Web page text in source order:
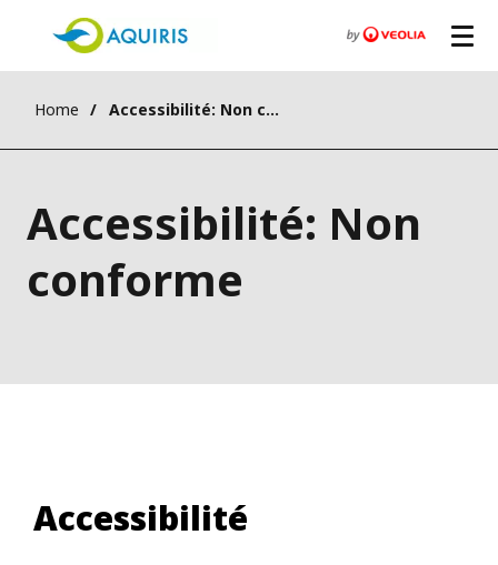
Home Accessibilité: Non conforme
Accessibilité: Non
conforme
Accessibilité